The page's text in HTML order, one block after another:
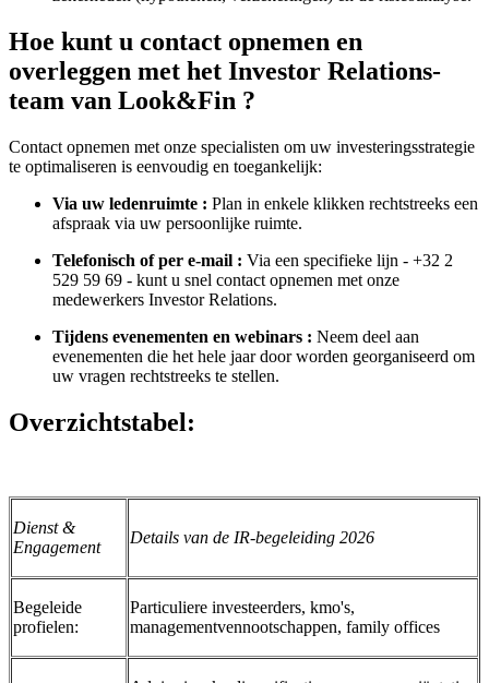
Hoe kunt u contact opnemen en
overleggen met het Investor Relations-
team van Look&Fin ?
Contact opnemen met onze specialisten om uw investeringsstrategie
te optimaliseren is eenvoudig en toegankelijk:
Via uw ledenruimte : Plan in enkele klikken rechtstreeks een
afspraak via uw persoonlijke ruimte.
Telefonisch of per e-mail : Via een specifieke lijn - +32 2
529 59 69 - kunt u snel contact opnemen met onze
medewerkers Investor Relations.
Tijdens evenementen en webinars : Neem deel aan
evenementen die het hele jaar door worden georganiseerd om
uw vragen rechtstreeks te stellen.
Overzichtstabel:
Dienst &
Engagement
Details van de IR-begeleiding 2026
Begeleide
profielen:
Particuliere investeerders, kmo's,
managementvennootschappen, family offices